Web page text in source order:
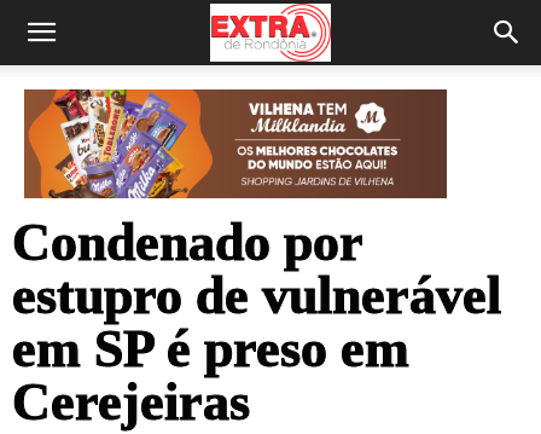
Condenado por
estupro de vulnerável
em SP é preso em
Cerejeiras